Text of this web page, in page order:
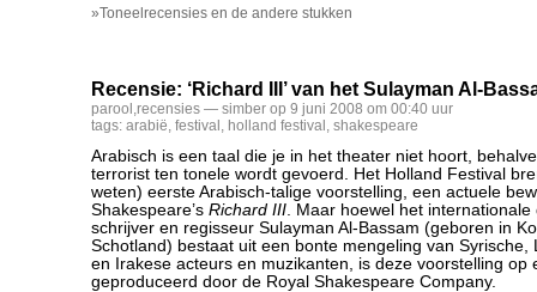
»Toneelrecensies en de andere stukken
Recensie: ‘Richard III’ van het Sulayman Al-
parool ,recensies — simber op 9 juni 2008 om 00:40 uur
tags: arabië, festival , holland festival , shakespeare
Arabisch is een taal die je in het theater niet hoort,
terrorist ten tonele wordt gevoerd. Het Holland Festival
weten) eerste Arabisch-talige voorstelling, een actuele
Shakespeare’s Richard III. Maar hoewel het internationale
schrijver en regisseur Sulayman Al-Bassam (geboren in
Schotland) bestaat uit een bonte mengeling van Syrische,
en Irakese acteurs en muzikanten, is deze voorstelling op
geproduceerd door de Royal Shakespeare Company.